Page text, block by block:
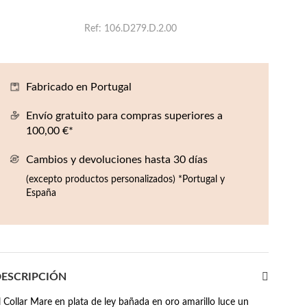
Ref 106.D279.D.2.00
Fabricado en Portugal
Envío gratuito para compras superiores a
100,00 €*
Cambios y devoluciones hasta 30 días
(excepto productos personalizados) *Portugal y
España
Collar Mare en plata de ley bañada en oro amarillo luce un